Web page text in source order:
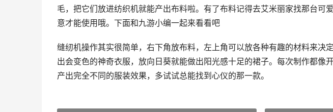
毛，把它们放进纺织机就能产出布料啦。有了布料记得去艾米丽家找那台可
意才能使用哦。下面和九游小编一起来看看吧
缝纫机操作其实很简单，右下角放布料，左上角可以放各种有趣的材料来决
出会变色的神奇衣服，放向日葵就能做出阳光感十足的裙子。每次制作都像
产出完全不同的服装效果，多试试总能找到心仪的那一款。